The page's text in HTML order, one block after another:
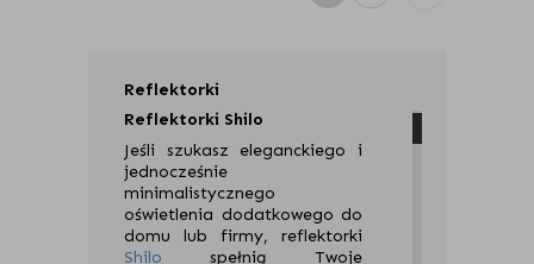
Reflektorki
Reflektorki Shilo
Jeśli szukasz eleganckiego i
jednocześnie
minimalistycznego
oświetlenia dodatkowego do
domu lub firmy, reflektorki
Shilo spełnią Twoje